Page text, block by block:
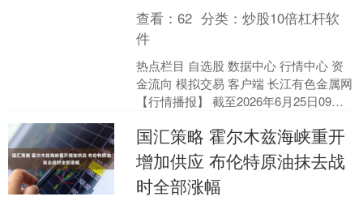
查看：62 分类：炒股10倍杠杆软
件
热点栏目 自选股 数据中心 行情中心 资
金流向 模拟交易 客户端 长江有色金属网
【行情播报】 截至2026年6月25日09：
国汇策略 霍尔木兹海峡重开
增加供应 布伦特原油抹去战
时全部涨幅